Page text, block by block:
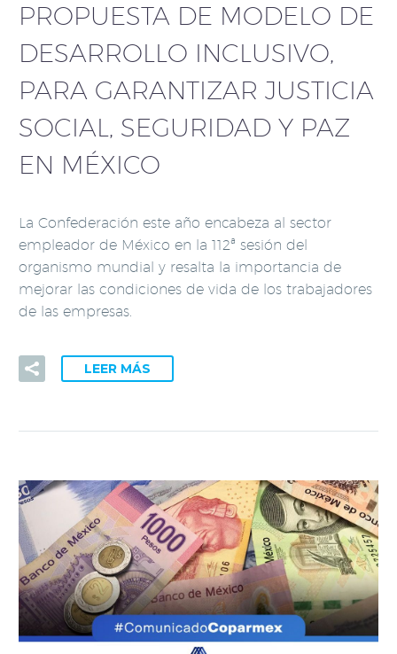
PROPUESTA DE MODELO DE
DESARROLLO INCLUSIVO,
PARA GARANTIZAR JUSTICIA
SOCIAL, SEGURIDAD Y PAZ
EN MÉXICO
La Confederación este año encabeza al sector
empleador de México en la 112ª sesión del
organismo mundial y resalta la importancia de
mejorar las condiciones de vida de los trabajadores
de las empresas.
LEER MÁS